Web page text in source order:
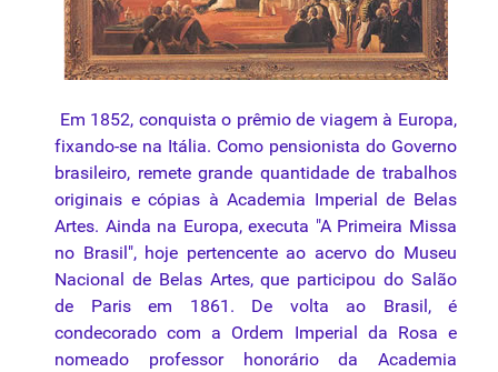
Em 1852, conquista o prêmio de viagem à Europa,
fixando-se na Itália. Como pensionista do Governo
brasileiro, remete grande quantidade de trabalhos
originais e cópias à Academia Imperial de Belas
Artes. Ainda na Europa, executa "A Primeira Missa
no Brasil", hoje pertencente ao acervo do Museu
Nacional de Belas Artes, que participou do Salão
de Paris em 1861. De volta ao Brasil, é
condecorado com a Ordem Imperial da Rosa e
nomeado professor honorário da Academia